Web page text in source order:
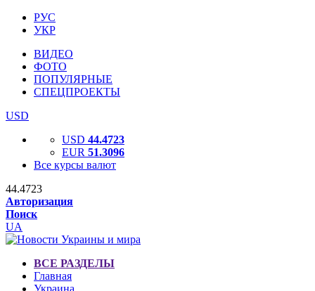
РУС
УКР
ВИДЕО
ФОТО
ПОПУЛЯРНЫЕ
СПЕЦПРОЕКТЫ
USD
USD 44.4723
EUR 51.3096
Все курсы валют
44.4723
Авторизация
Поиск
UA
ВСЕ РАЗДЕЛЫ
Главная
Украина